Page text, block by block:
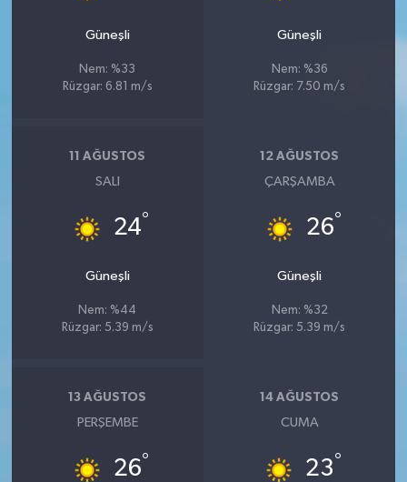
Güneşli
Nem: %33
Rüzgar: 6.81 m/s
Güneşli
Nem: %36
Rüzgar: 7.50 m/s
11 AĞUSTOS
SALI
24°
Güneşli
Nem: %44
Rüzgar: 5.39 m/s
12 AĞUSTOS
ÇARŞAMBA
26°
Güneşli
Nem: %32
Rüzgar: 5.39 m/s
13 AĞUSTOS
PERŞEMBE
26°
14 AĞUSTOS
CUMA
23°